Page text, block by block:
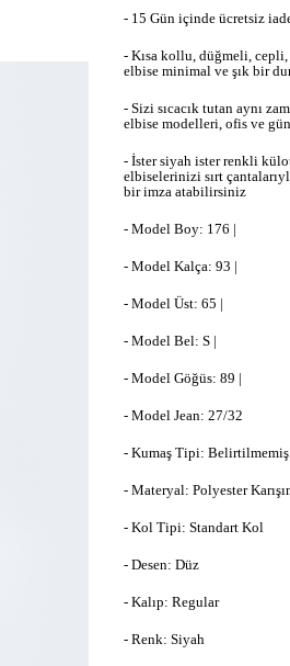
- 15 Gün içinde ücretsiz
- Kısa kollu, düğmeli,
elbise minimal ve şık bir
- Sizi sıcacık tutan aynı
elbise modelleri, ofis ve
- İster siyah ister renkli
elbiselerinizi sırt
bir imza atabilirsiniz
- Model Boy: 176 |
- Model Kalça: 93 |
- Model Üst: 65 |
- Model Bel: S |
- Model Göğüs: 89 |
- Model Jean: 27/32
- Kumaş Tipi: Belirtilmemiş
- Materyal: Polyester
- Kol Tipi: Standart Kol
- Desen: Düz
- Kalıp: Regular
- Renk: Siyah